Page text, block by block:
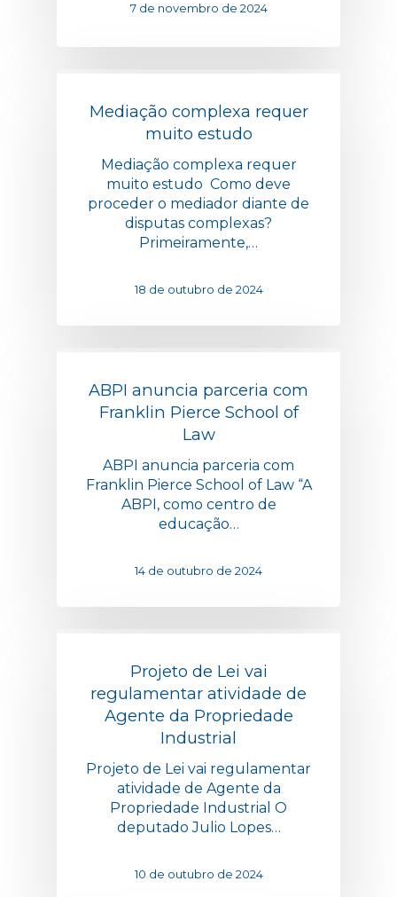
7 de novembro de 2024
Mediação complexa requer
muito estudo
Mediação complexa requer
muito estudo Como deve
proceder o mediador diante de
disputas complexas?
Primeiramente,…
18 de outubro de 2024
ABPI anuncia parceria com
Franklin Pierce School of
Law
ABPI anuncia parceria com
Franklin Pierce School of Law “A
ABPI, como centro de
educação…
14 de outubro de 2024
Projeto de Lei vai
regulamentar atividade de
Agente da Propriedade
Industrial
Projeto de Lei vai regulamentar
atividade de Agente da
Propriedade Industrial O
deputado Julio Lopes…
10 de outubro de 2024